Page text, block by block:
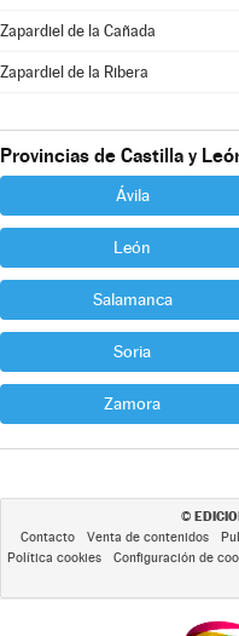
Zapardiel de la Cañada
Zapardiel de la Ribera
Provincias de Castilla y
Ávila
León
Salamanca
Soria
Zamora
©
Contacto Venta de contenidos
Política cookies
Configuración de